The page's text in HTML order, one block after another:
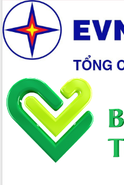
Đắk Lắk thời kỳ 2021-2030, tầm nhìn
đến năm 2050
Phát động chiến dịch 30 ngày đêm
giải phóng mặt bằng Tuyến đường bộ
ven biển
Đắk Lắk nỗ lực thúc đẩy tăng trưởng
kinh tế từ 10% trở lên trong Quý
II/2026
Đắk Lắk ký kết thỏa thuận hợp tác về
chuyển đổi số giai đoạn 2026 – 2030
với Tập đoàn Bưu chính Viễn thông
Việt Nam
Thứ trưởng Bộ Y tế làm việc với tỉnh